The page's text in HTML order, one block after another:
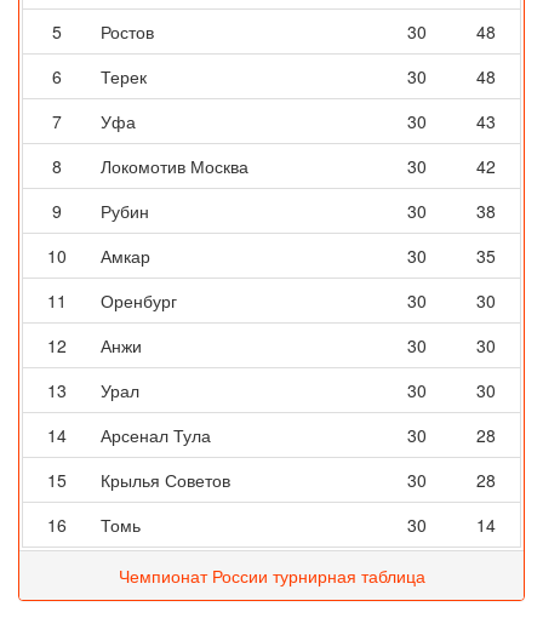
5
Ростов 30
48
6
Терек 30
48
7
Уфа 30
43
8
Локомотив Москва 30
42
9
Рубин 30
38
10
Амкар 30
35
11
Оренбург 30
30
12
Анжи 30
30
13
Урал 30
30
14
Арсенал Тула 30
28
15
Крылья Советов 30
28
16
Томь 30 14
Чемпионат России турнирная таблица